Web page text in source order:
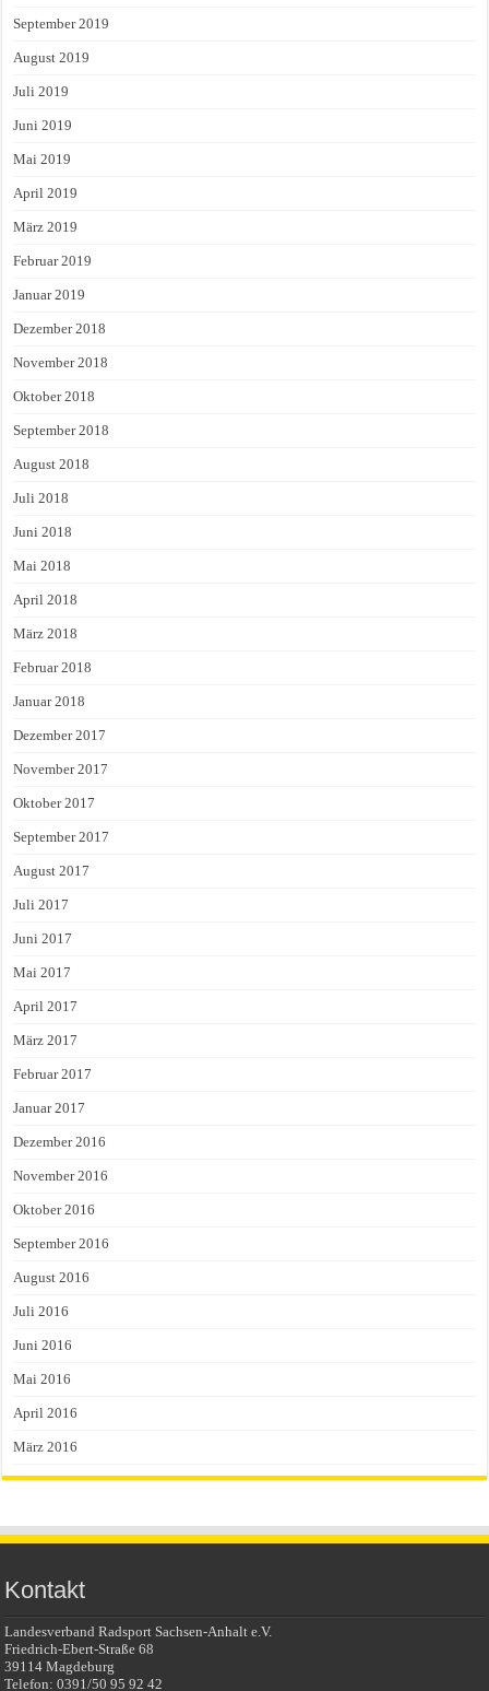
September 2019
August 2019
Juli 2019
Juni 2019
Mai 2019
April 2019
März 2019
Februar 2019
Januar 2019
Dezember 2018
November 2018
Oktober 2018
September 2018
August 2018
Juli 2018
Juni 2018
Mai 2018
April 2018
März 2018
Februar 2018
Januar 2018
Dezember 2017
November 2017
Oktober 2017
September 2017
August 2017
Juli 2017
Juni 2017
Mai 2017
April 2017
März 2017
Februar 2017
Januar 2017
Dezember 2016
November 2016
Oktober 2016
September 2016
August 2016
Juli 2016
Juni 2016
Mai 2016
April 2016
März 2016
Kontakt
Landesverband Radsport Sachsen-Anhalt e.V.
Friedrich-Ebert-Straße 68
39114 Magdeburg
Telefon: 0391/50 95 92 42